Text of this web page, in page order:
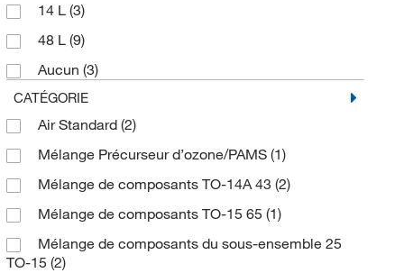
14 L (3)
48 L (9)
Aucun (3)
CATÉGORIE
Air Standard (2)
Mélange Précurseur d’ozone/PAMS (1)
Mélange de composants TO-14A 43 (2)
Mélange de composants TO-15 65 (1)
Mélange de composants du sous-ensemble 25
TO-15 (2)